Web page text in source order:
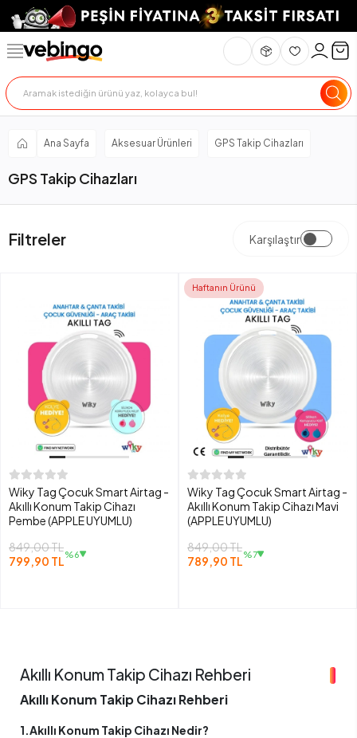
Ana Sayfa Aksesuar Ürünleri GPS Takip Cihazları
GPS Takip Cihazları
Filtreler Karşılaştır
Wiky Tag Çocuk Smart Airtag -
Akıllı Konum Takip Cihazı
Pembe (APPLE UYUMLU)
849,00 TL
799,90 TL%6
Haftanın Ürünü
Wiky Tag Çocuk Smart Airtag -
Akıllı Konum Takip Cihazı Mavi
(APPLE UYUMLU)
849,00 TL
789,90 TL%7
Akıllı Konum Takip Cihazı Rehberi
Akıllı Konum Takip Cihazı Rehberi
1.Akıllı Konum Takip Cihazı Nedir?